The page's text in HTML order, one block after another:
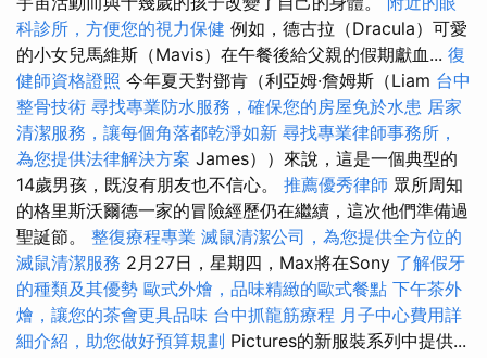
科診所，方便您的視力保健 例如，德古拉（Dracula）可愛
的小女兒馬維斯（Mavis）在午餐後給父親的假期獻血... 復
健師資格證照 今年夏天對鄧肯（利亞姆·詹姆斯（Liam 台中
整骨技術 尋找專業防水服務，確保您的房屋免於水患 居家
清潔服務，讓每個角落都乾淨如新 尋找專業律師事務所，
為您提供法律解決方案 James））來說，這是一個典型的
14歲男孩，既沒有朋友也不信心。 推薦優秀律師 眾所周知
的格里斯沃爾德一家的冒險經歷仍在繼續，這次他們準備過
聖誕節。 整復療程專業 滅鼠清潔公司，為您提供全方位的
滅鼠清潔服務 2月27日，星期四，Max將在Sony 了解假牙
的種類及其優勢 歐式外燴，品味精緻的歐式餐點 下午茶外
燴，讓您的茶會更具品味 台中抓龍筋療程 月子中心費用詳
細介紹，助您做好預算規劃 Pictures的新服裝系列中提供...